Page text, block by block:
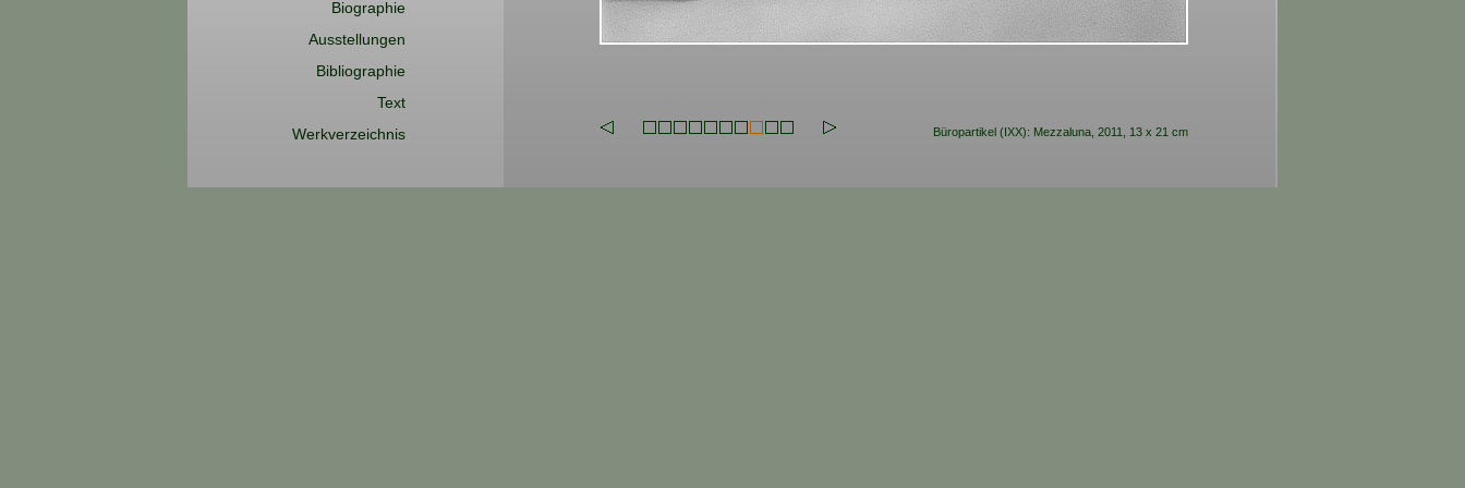
Biographie
Ausstellungen
Bibliographie
Text
Werkverzeichnis
Büropartikel (IXX): Mezzaluna, 2011, 13 x 21 cm